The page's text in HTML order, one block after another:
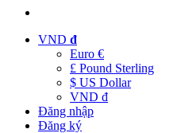
VND đ
Euro €
£ Pound Sterling
$ US Dollar
VND đ
Đăng nhập
Đăng ký